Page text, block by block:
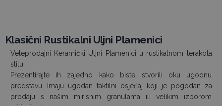
Klasični Rustikalni Uljni Plamenici
Veleprodajni Keramički Uljni Plamenici u rustikalnom terakota
stilu.
Prezentirajte ih zajedno kako biste stvorili oku ugodnu
predstavu. Imaju ugodan taktilni osjećaj koji je pogodan za
prodaju s našim mirisnim granulama ili velikim izborom